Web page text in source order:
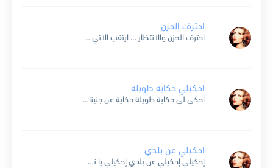
احترف الحزن
احترف الحزن والانتظار … ارتقب الاتي ولا يأتي تبددت زنابق الوقت .. زنابق الوقت عشرون عاماً وانا وانا … احترف الحزن والانتظار عبرت من بوابة الدموع .. الى صقيع الشمس...
احكيلي حكايه طويله
احكي لي حكاية طويلة حكاية عن جنينات ورا تلات سماها ظليلة احكيلي قصة جميلة قصة جني الأطياب عضفة غاب ورودو بخيلة قصص الهوى رحلات ليلات الحكي رحلناها قصص الهوى جنات...
احكيلي عن بلدي
إحكيلي إحكيلي عن بلدي إحكيلي يا نسيم اللي مارق عالشجر مقابيلي عن أهلي حكاي عن بيتي حكاي و عن جار الطفولي حكاي طويلي يا نسيم اللي مارق عا أرض الغار...